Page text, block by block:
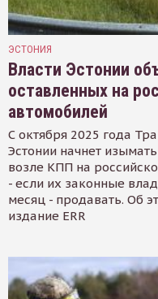
ЭСТОНИЯ
Власти Эстонии
оставленных на
автомобилей
С октября 2025 года
Эстонии начнет
возле КПП на
- если их законные
месяц - продавать. Об
издание ERR